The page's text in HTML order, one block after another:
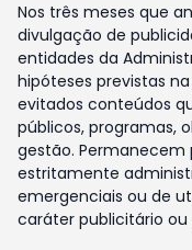
Nos três meses que
divulgação de
entidades da
hipóteses previstas
evitados conteúdos
públicos, programas,
gestão.
estritamente
emergenciais ou de
caráter publicitário ou